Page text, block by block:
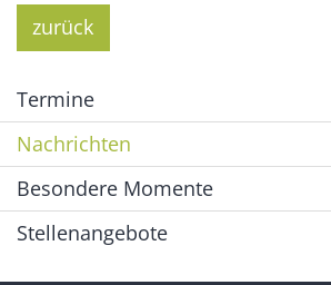
zurück
Termine
Nachrichten
Besondere Momente
Stellenangebote